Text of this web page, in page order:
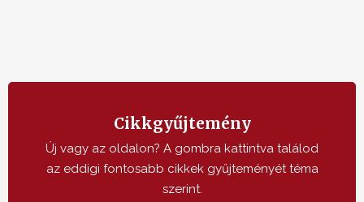
Cikkgyűjtemény
Új vagy az oldalon? A gombra kattintva találod
az eddigi fontosabb cikkek gyűjteményét téma
szerint.